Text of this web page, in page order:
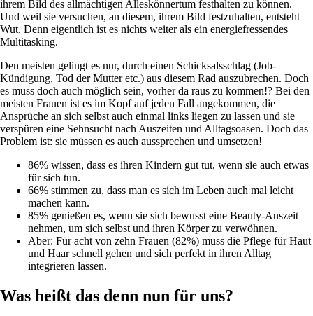
ihrem Bild des allmächtigen Alleskönnertum festhalten zu können.
Und weil sie versuchen, an diesem, ihrem Bild festzuhalten, entsteht
Wut. Denn eigentlich ist es nichts weiter als ein energiefressendes
Multitasking.
Den meisten gelingt es nur, durch einen Schicksalsschlag (Job-
Kündigung, Tod der Mutter etc.) aus diesem Rad auszubrechen. Doch
es muss doch auch möglich sein, vorher da raus zu kommen!? Bei den
meisten Frauen ist es im Kopf auf jeden Fall angekommen, die
Ansprüche an sich selbst auch einmal links liegen zu lassen und sie
verspüren eine Sehnsucht nach Auszeiten und Alltagsoasen. Doch das
Problem ist: sie müssen es auch aussprechen und umsetzen!
86% wissen, dass es ihren Kindern gut tut, wenn sie auch etwas
für sich tun.
66% stimmen zu, dass man es sich im Leben auch mal leicht
machen kann.
85% genießen es, wenn sie sich bewusst eine Beauty-Auszeit
nehmen, um sich selbst und ihren Körper zu verwöhnen.
Aber: Für acht von zehn Frauen (82%) muss die Pflege für Haut
und Haar schnell gehen und sich perfekt in ihren Alltag
integrieren lassen.
Was heißt das denn nun für uns?